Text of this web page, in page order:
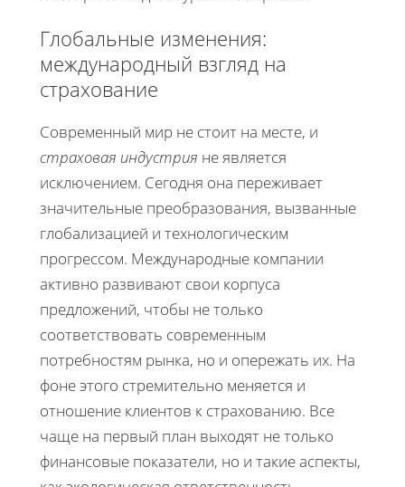
Глобальные изменения:
международный взгляд на
страхование
Современный мир не стоит на месте, и
страховая индустрия не является
исключением. Сегодня она переживает
значительные преобразования, вызванные
глобализацией и технологическим
прогрессом. Международные компании
активно развивают свои корпуса
предложений, чтобы не только
соответствовать современным
потребностям рынка, но и опережать их. На
фоне этого стремительно меняется и
отношение клиентов к страхованию. Все
чаще на первый план выходят не только
финансовые показатели, но и такие аспекты,